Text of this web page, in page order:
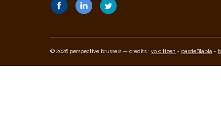
© 2026 perspective.brussels — credits : vo citizen - pasdeBlabla -